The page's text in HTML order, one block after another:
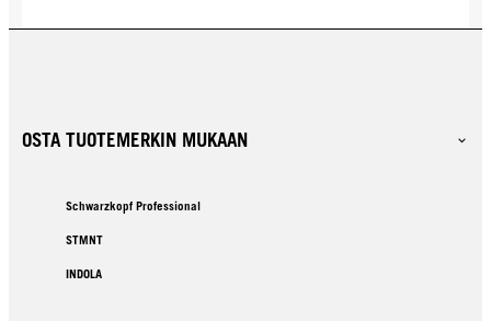
OSTA TUOTEMERKIN MUKAAN
Schwarzkopf Professional
STMNT
INDOLA